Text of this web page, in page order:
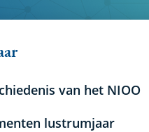
van het NIOO
lustrumjaar